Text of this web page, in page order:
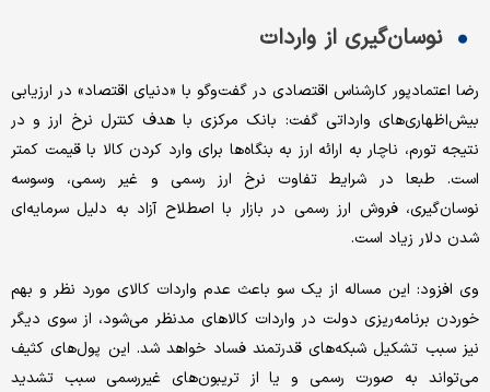
نوسان‌گیری از واردات
رضا اعتمادپور کارشناس اقتصادی در گفت‌وگو با «دنیای اقتصاد» در ارزیابی
بیش‌اظهاری‌های وارداتی گفت: بانک مرکزی با هدف کنترل نرخ ارز و در
نتیجه تورم، ناچار به ارائه ارز به بنگاه‌ها برای وارد کردن کالا با قیمت کمتر
است. طبعا در شرایط تفاوت نرخ ارز رسمی و غیر رسمی، وسوسه
نوسان‌گیری، فروش ارز رسمی در بازار با اصطلاح آزاد به دلیل سرمایه‌ای
شدن دلار زیاد است.
وی افزود: این مساله از یک سو باعث عدم واردات کالای مورد نظر و بهم
خوردن برنامه‌ریزی دولت در واردات کالاهای مدنظر می‌شود، از سوی دیگر
نیز سبب تشکیل شبکه‌های قدرتمند فساد خواهد شد. این پول‌های کثیف
می‌تواند به صورت رسمی و یا از تریبون‌های غیررسمی سبب تشدید